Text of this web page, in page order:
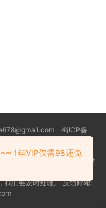
蜀ICP备
浏览器：Edge浏览器
供大家学习交流,不对资料的
我们会及时处理。 反馈邮箱:
1年VIP仅需98还免